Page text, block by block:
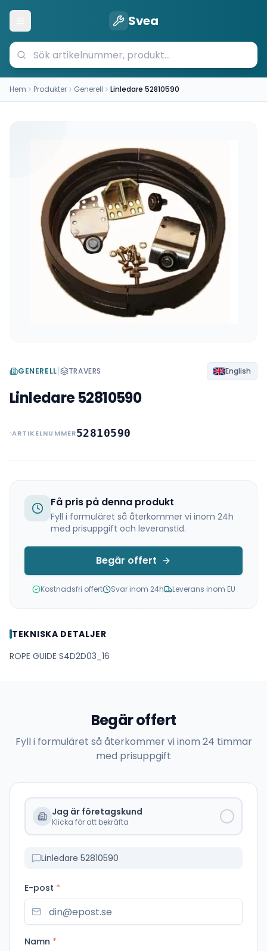
Öppna meny Svea
Hem Produkter Generell Linledare 52810590
GENERELL| TRAVERS English
Linledare 52810590
ARTIKELNUMMER52810590
Få pris på denna produkt
Fyll i formuläret så återkommer vi inom 24h
med prisuppgift och leveranstid.
Begär offert
Kostnadsfri offert Svar inom 24h Leverans inom EU
TEKNISKA DETALJER
ROPE GUIDE S4D2D03_16
Begär offert
Fyll i formuläret så återkommer vi inom 24 timmar
med prisuppgift
Jag är företagskund
Klicka för att bekräfta
Linledare 52810590
E-post *
Namn *